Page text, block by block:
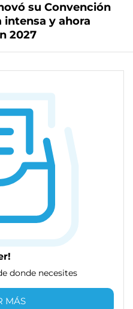
su Convención
y ahora
2027
donde necesites
MÁS